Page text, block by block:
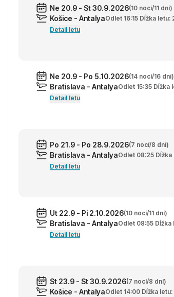
Ne 20.9 - St 30.9.2026(10 nocí/11 dní)
Košice - AntalyaOdlet 16:15 Dĺžka letu:
Detail letu
Ne 20.9 - Po 5.10.2026(14 nocí/16 dní)
Bratislava - AntalyaOdlet 15:35 Dĺžka
Detail letu
Po 21.9 - Po 28.9.2026(7 nocí/8 dní)
Bratislava - AntalyaOdlet 08:25
Detail letu
Ut 22.9 - Pi 2.10.2026(10 nocí/11 dní)
Bratislava - AntalyaOdlet 08:55 Dĺžka
Detail letu
St 23.9 - St 30.9.2026(7 nocí/8 dní)
Košice - AntalyaOdlet 14:00 Dĺžka